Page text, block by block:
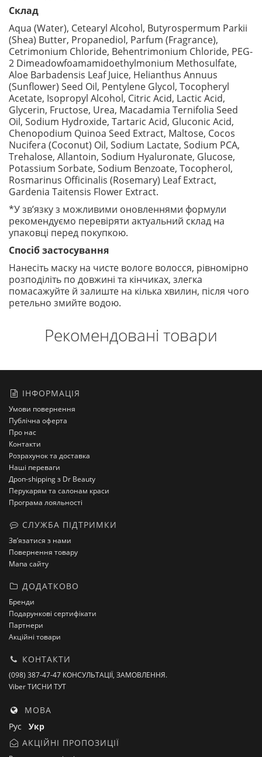
Склад
Aqua (Water), Cetearyl Alcohol, Butyrospermum Parkii
(Shea) Butter, Propanediol, Parfum (Fragrance),
Cetrimonium Chloride, Behentrimonium Chloride, PEG-
2 Dimeadowfoamamidoethylmonium Methosulfate,
Aloe Barbadensis Leaf Juice, Helianthus Annuus
(Sunflower) Seed Oil, Pentylene Glycol, Tocopheryl
Acetate, Isopropyl Alcohol, Citric Acid, Lactic Acid,
Glycerin, Fructose, Urea, Macadamia Ternifolia Seed
Oil, Sodium Hydroxide, Tartaric Acid, Gluconic Acid,
Chenopodium Quinoa Seed Extract, Maltose, Cocos
Nucifera (Coconut) Oil, Sodium Lactate, Sodium PCA,
Trehalose, Allantoin, Sodium Hyaluronate, Glucose,
Potassium Sorbate, Sodium Benzoate, Tocopherol,
Rosmarinus Officinalis (Rosemary) Leaf Extract,
Gardenia Taitensis Flower Extract.
*У зв’язку з можливими оновленнями формули
рекомендуємо перевіряти актуальний склад на
упаковці перед покупкою.
Спосіб застосування
Нанесіть маску на чисте вологе волосся, рівномірно
розподіліть по довжині та кінчиках, злегка
помасажуйте й залиште на кілька хвилин, після чого
ретельно змийте водою.
Рекомендовані товари
ІНФОРМАЦІЯ
Умови повернення
Публічна оферта
Про нас
Контакти
Розрахунок та доставка
Наші переваги
Дроп-shipping з Dr Beauty
Перукарям та салонам краси
Програма лояльності
СЛУЖБА ПІДТРИМКИ
Зв’язатися з нами
Повернення товару
Мапа сайту
ДОДАТКОВО
Бренди
Подарункові сертифікати
Партнери
Акційні товари
КОНТАКТИ
(098) 387-47-47 КОНСУЛЬТАЦІЇ, ЗАМОВЛЕННЯ.
Viber ТИСНИ ТУТ
МОВА
Рус Укр
АКЦІЙНІ ПРОПОЗИЦІЇ